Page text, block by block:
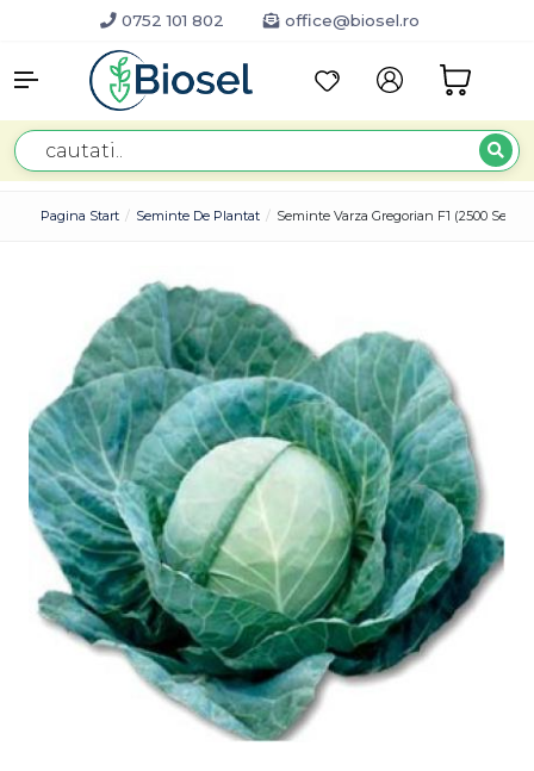
0752 101 802 office@biosel.ro
Pagina Start Seminte De Plantat Seminte Varza Gregorian F1 (2500